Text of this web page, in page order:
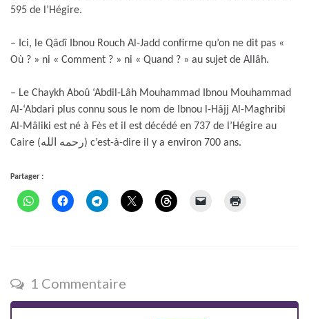
595 de l’Hégire.
– Ici, le Qâdî Ibnou Rouch Al-Jadd confirme qu’on ne dit pas «
Où ? » ni « Comment ? » ni « Quand ? » au sujet de Allâh.
– Le Chaykh Aboû ‘Abdil-Lâh Mouhammad Ibnou Mouhammad
Al-‘Abdari plus connu sous le nom de Ibnou l-Hâjj Al-Maghribi
Al-Mâliki est né à Fès et il est décédé en 737 de l’Hégire au
Caire (رحمه الله) c’est-à-dire il y a environ 700 ans.
Partager :
1 Commentaire